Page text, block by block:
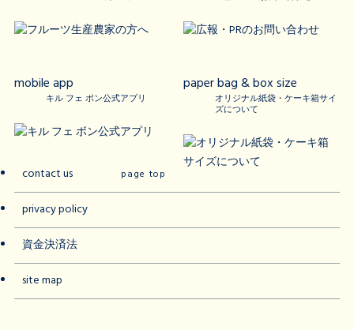
mobile app
キル フェ ボン公式アプリ
paper bag & box size
オリジナル紙袋・ケーキ箱サイ
ズについて
page top
contact us
privacy policy
資金決済法
site map